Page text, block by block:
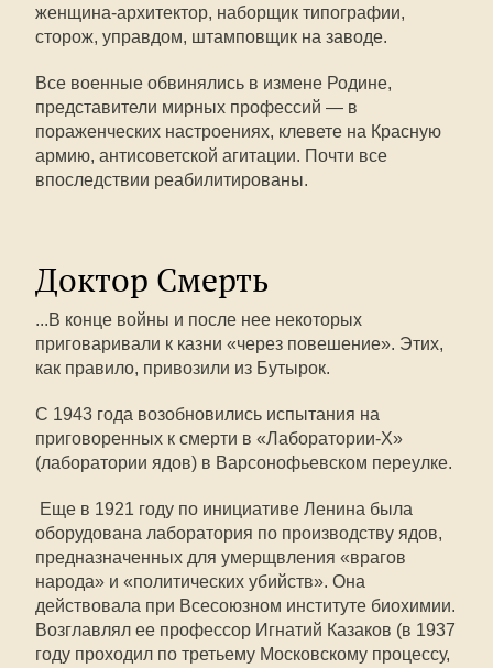
женщина-архитектор, наборщик типографии,
сторож, управдом, штамповщик на заводе.
Все военные обвинялись в измене Родине,
представители мирных профессий — в
пораженческих настроениях, клевете на Красную
армию, антисоветской агитации. Почти все
впоследствии реабилитированы.
Доктор Смерть
...В конце войны и после нее некоторых
приговаривали к казни «через повешение». Этих,
как правило, привозили из Бутырок.
С 1943 года возобновились испытания на
приговоренных к смерти в «Лаборатории-Х»
(лаборатории ядов) в Варсонофьевском переулке.
Еще в 1921 году по инициативе Ленина была
оборудована лаборатория по производству ядов,
предназначенных для умерщвления «врагов
народа» и «политических убийств». Она
действовала при Всесоюзном институте биохимии.
Возглавлял ее профессор Игнатий Казаков (в 1937
году проходил по третьему Московскому процессу,